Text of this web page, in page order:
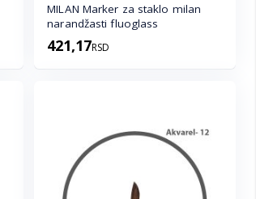
MILAN Marker za staklo milan
narandžasti fluoglass
421,17RSD